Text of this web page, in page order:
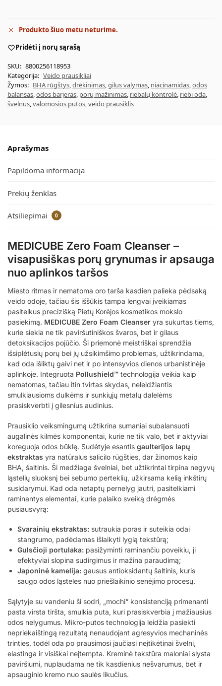
Produkto šiuo metu neturime.
Pridėti į norų sąrašą
SKU: 8800256118953
Kategorija: Veido prausikliai
Žymos: BHA rūgštys,drėkinimas,gilus valymas, niacinamidas,odos
balansas,odos barjeras, porų mažinimas, riebalų kontrolė, riebi oda,
švelnus,valomosios putos,veido prausiklis
Aprašymas
Papildoma informacija
Prekių ženklas
Atsiliepimai 0
MEDICUBE Zero Foam Cleanser –
visapusiškas porų grynumas ir apsauga
nuo aplinkos taršos
Miesto ritmas ir nematoma oro tarša kasdien palieka pėdsaką
veido odoje, tačiau šis iššūkis tampa lengvai įveikiamas
pasitelkus precizišką Pietų Korėjos kosmetikos mokslo
pasiekimą. MEDICUBE Zero Foam Cleanser yra sukurtas tiems,
kurie siekia ne tik paviršutiniškos švaros, bet ir gilaus
detoksikacijos pojūčio. Ši priemonė meistriškai sprendžia
išsiplėtusių porų bei jų užsikimšimo problemas, užtikrindama,
kad oda išliktų gaivi net ir po intensyvios dienos urbanistinėje
aplinkoje. Integruota Pollushield™ technologija veikia kaip
nematomas, tačiau itin tvirtas skydas, neleidžiantis
smulkiausioms dulkėms ir sunkiųjų metalų dalelėms
prasiskverbti į gilesnius audinius.
Prausiklio veiksmingumą užtikrina sumaniai subalansuoti
augalinės kilmės komponentai, kurie ne tik valo, bet ir aktyviai
koreguoja odos būklę. Sudėtyje esantis gaulterijos lapų
ekstraktas yra natūralus salicilo rūgšties, dar žinomos kaip
BHA, šaltinis. Ši medžiaga švelniai, bet užtikrintai tirpina negyvų
ląstelių sluoksnį bei sebumo perteklių, užkirsama kelią inkštirų
susidarymui. Kad oda netaptų pernelyg jautri, pasitelkiami
raminantys elementai, kurie palaiko sveiką drėgmės
pusiausvyrą:
Svarainių ekstraktas: sutraukia poras ir suteikia odai
stangrumo, padėdamas išlaikyti lygią tekstūrą;
Gulsčioji portulaka: pasižyminti raminančiu poveikiu, ji
efektyviai slopina sudirgimus ir mažina paraudimą;
Japoninė kamelija: gausus antioksidantų šaltinis, kuris
saugo odos ląsteles nuo priešlaikinio senėjimo procesų.
Sąlytyje su vandeniu ši sodri, „mochi“ konsistenciją primenanti
pasta virsta tiršta, smulkia puta, kuri prasiskverbia į mažiausius
odos nelygumus. Mikro-putos technologija leidžia pasiekti
nepriekaištingą rezultatą nenaudojant agresyvios mechaninės
trinties, todėl oda po prausimosi jaučiasi neįtikėtinai švelni,
elastinga ir visiškai neįtempta. Kreminė tekstūra maloniai slysta
paviršiumi, nuplaudama ne tik kasdienius nešvarumus, bet ir
apsauginio kremo nuo saulės likučius.